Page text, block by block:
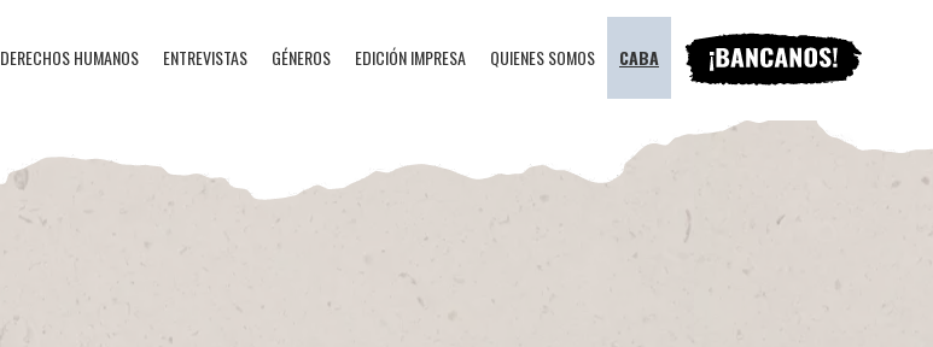
DERECHOS HUMANOS ENTREVISTAS GÉNEROS EDICIÓN IMPRESA QUIENES SOMOS CABA